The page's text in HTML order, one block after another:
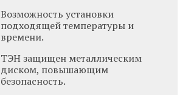
Возможность установки
подходящей температуры и
времени.
ТЭН защищен металлическим
диском, повышающим
безопасность.